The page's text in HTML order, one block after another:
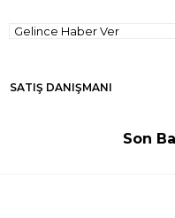
Gelince Haber Ver
SATIŞ DANIŞMANI
Son